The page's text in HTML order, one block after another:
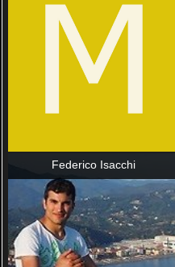
Federico Isacchi